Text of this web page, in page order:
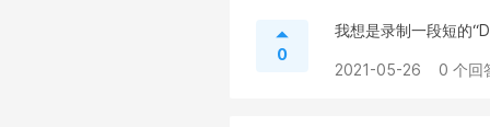
0
我想是录制一段短的
2021-05-26 0 个回